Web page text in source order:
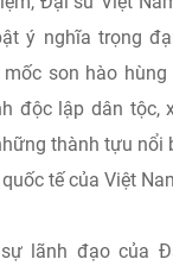
ý nghĩa trọng
son hào
độc lập dân tộc,
thành tựu nổi
tế của Việt
lãnh đạo của